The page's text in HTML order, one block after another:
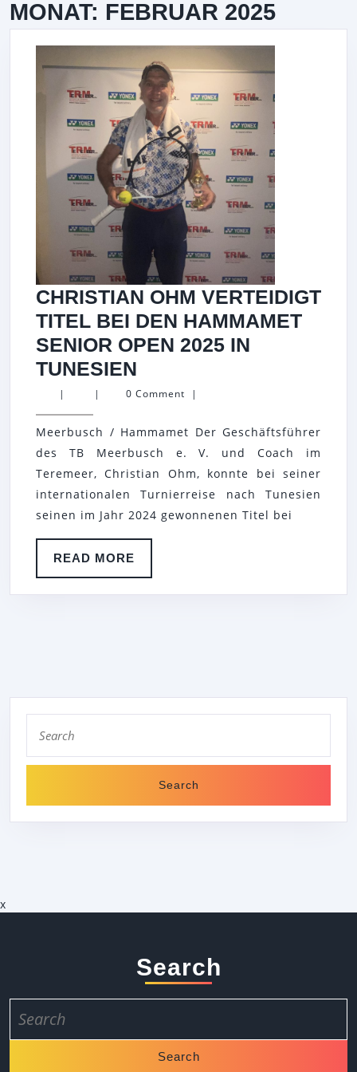
MONAT: FEBRUAR 2025
CHRISTIAN OHM VERTEIDIGT
TITEL BEI DEN HAMMAMET
SENIOR OPEN 2025 IN
TUNESIEN
OHM
TITEL
BEI
DEN
HAMMAMET
SENIOR
2025
| | 0 Comment |
Meerbusch / Hammamet Der Geschäftsführer
des TB Meerbusch e. V. und Coach im
Teremeer, Christian Ohm, konnte bei seiner
internationalen Turnierreise nach Tunesien
seinen im Jahr 2024 gewonnenen Titel bei
READ MORE
MORE
for:
x
Search
for: